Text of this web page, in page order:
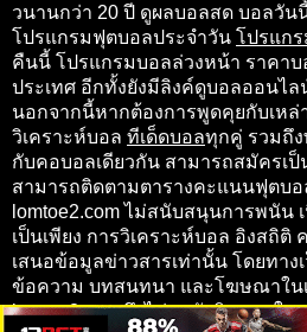
วนานกว่า 20 ปี ดูผลบอลสด บอลวัน
โปรแกรมฟุตบอลประจำวัน โปรแก
คืนนี้ โปรแกรมบอลล่วงหน้า ราคาบ
ประเทศ อีกทั้งยังมีลิงค์ดูบอลออนไ
นอกจากนี้หากต้องการพูดคุยกับเหล่
วิเคราะห์บอล ทีเด็ดบอลทุกคู่ รวมถึ
กับคอบอลเดียวกัน สามารถสมัครเ
สามารถติดตามตารางคะแนนฟุตบอ
lomtoe2.com ไม่สนับสนุนการพนัน
เป็นเพียง การวิเคราะห์บอล อิงสถิติ
เสนอข้อมูลข่าวสารเท่านั้น โดยทาง
ข้อความ บทสนทนา และโฆษณาในเ
lomtoe2.com จึงไม่ขอรับผิดชอบใ